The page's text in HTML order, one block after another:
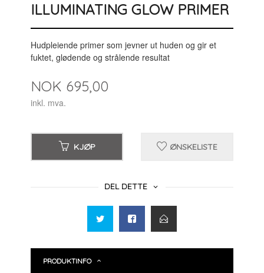
ILLUMINATING GLOW PRIMER
Hudpleiende primer som jevner ut huden og gir et
fuktet, glødende og strålende resultat
Pris
NOK 695,00
inkl. mva.
KJØP ØNSKELISTE
DEL DETTE
PRODUKTINFO